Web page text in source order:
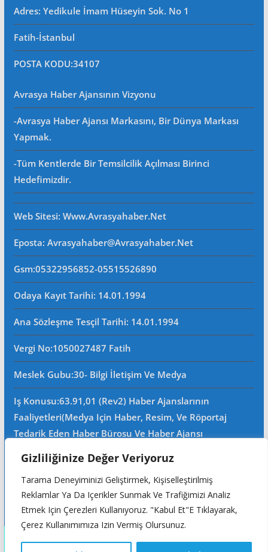
Gizliliğinize Değer Veriyoruz
Tarama Deneyiminizi Geliştirmek, Kişiselleştirilmiş
Reklamlar Ya Da Içerikler Sunmak Ve Trafiğimizi Analiz
Etmek Için Çerezleri Kullanıyoruz. "Kabul Et"e Tıklayarak,
Çerez Kullanımımıza Izin Vermiş Olursunuz.
Adres: Yedikule İmam Hüseyin Sok. No 1
Fatih-İstanbul
POSTA KODU:34107
Avrasya Haber Ajansının Vizyonu
-Avrasya Haber Ajansı Markasını, Bir Dünya Markası
Yapmak.
-Tüm Kentlerde Bir Temsilcilik Açılması Birinci
Hedefimizdir.
Web Sitesi: Www.avrasyahaber.net
Eposta: Avrasyahaber@avrasyahaber.net
Gsm:05322956852-05515526890
Odaya Kayıt Tarihi: 14.01.1994
Ana Sözleşme Tesçil Tarihi: 14.01.1994
Vergi No:1050027487 Fatih
Meslek Gubu:30- Bilgi İletişim Ve Medya
Iş Konusu:63.91,01 (Rev2) Haber Ajanslarının
Faaliyetleri(Medya Için Haber, Resim, Ve Röportaj
Tedarik Eden Haber Bürosu Ve Haber Ajansı
Filimcilik, Yayıncılık, Prodöktörlük, Reklamcılık Işleri Ile
Ana Sözleşmede Yazılı Olan Diğer Işleri Yapar.
Mersis No: 0105002748700015